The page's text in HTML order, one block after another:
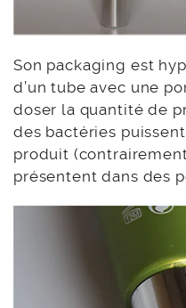
Son packaging est
d’un tube avec une
doser la quantité de
des bactéries
produit
présentent dans des